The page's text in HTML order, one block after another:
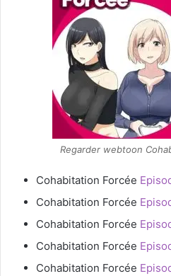
Regarder webtoon
Cohabitation Forcée
Cohabitation Forcée
Cohabitation Forcée
Cohabitation Forcée
Cohabitation Forcée